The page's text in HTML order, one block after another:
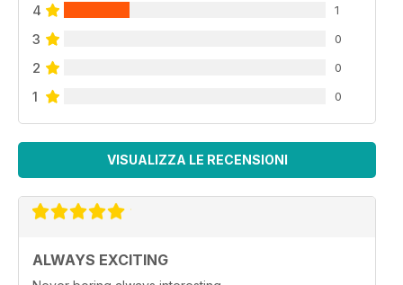
4 1
3 0
2 0
1 0
VISUALIZZA LE RECENSIONI
ALWAYS EXCITING